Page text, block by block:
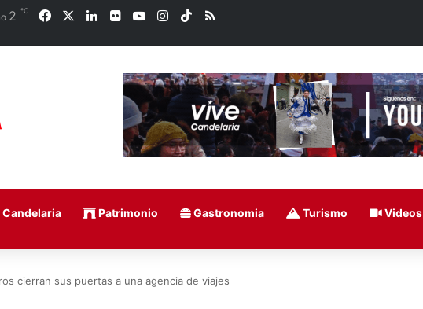
2 ℃ Facebook LinkedIn
Flickr YouTubeInstagram
TikTokRSS
Candelaria Patrimonio Gastronomia Turismo Videos
cierran sus puertas a una agencia de viajes